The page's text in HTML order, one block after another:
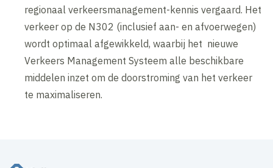
regionaal verkeersmanagement-kennis vergaard. Het
verkeer op de N302 (inclusief aan- en afvoerwegen)
wordt optimaal afgewikkeld, waarbij het nieuwe
Verkeers Management Systeem alle beschikbare
middelen inzet om de doorstroming van het verkeer
te maximaliseren.